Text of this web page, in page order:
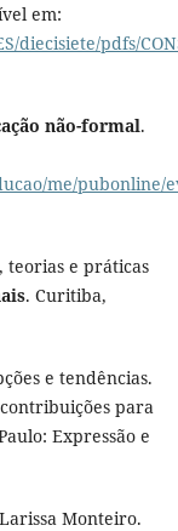
em:
diecisiete/pdfs/
não-formal.
me/pubonline/
teorias e práticas
. Curitiba,
e tendências.
para
Expressão e
Monteiro.